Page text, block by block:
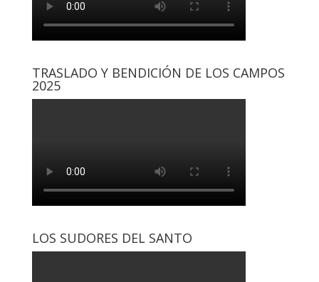
TRASLADO Y BENDICIÓN DE LOS CAMPOS
2025
LOS SUDORES DEL SANTO